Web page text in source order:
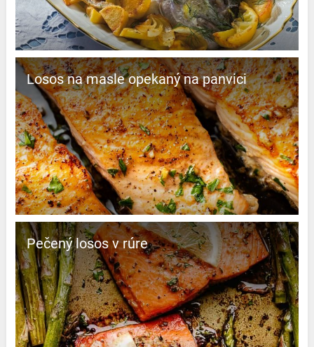
Losos na masle opekaný na panvici
Pečený losos v rúre